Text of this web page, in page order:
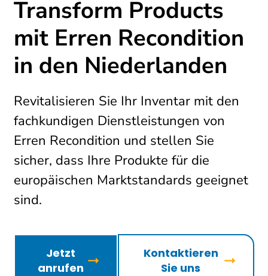
Transform Products
mit Erren Recondition
in den Niederlanden
Revitalisieren Sie Ihr Inventar mit den
fachkundigen Dienstleistungen von
Erren Recondition und stellen Sie
sicher, dass Ihre Produkte für die
europäischen Marktstandards geeignet
sind.
Jetzt
anrufen
Kontaktieren
Sie uns